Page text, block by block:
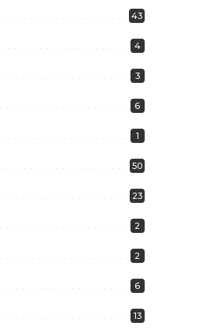
43
4
3
6
1
50
23
2
2
6
13